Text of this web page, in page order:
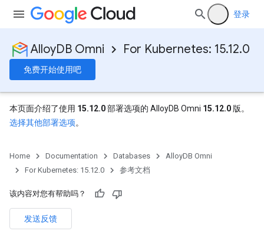
登录
AlloyDB Omni For Kubernetes: 15.12.0
免费开始使用吧
本页面介绍了使用 15.12.0部署选项的 AlloyDB Omni 15.12.0 版。
选择其他部署选项。
Home Documentation Databases
AlloyDB Omni
For Kubernetes: 15.12.0
参考文档
该内容对您有帮助吗？
发送反馈